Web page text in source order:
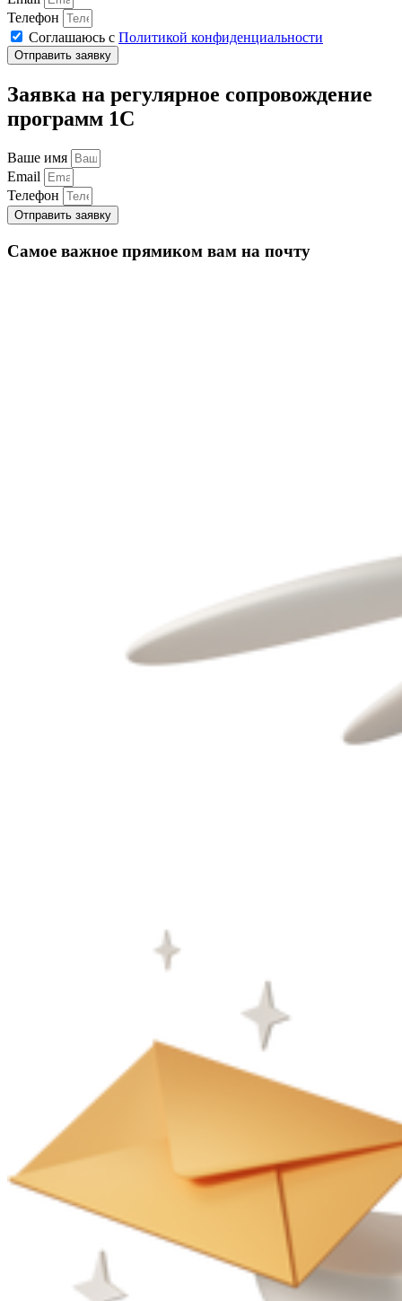
Телефон
Соглашаюсь с Политикой конфиденциальности
Отправить заявку
Заявка на регулярное сопровождение
программ 1С
Ваше имя
Email
Телефон
Отправить заявку
Самое важное прямиком вам на почту